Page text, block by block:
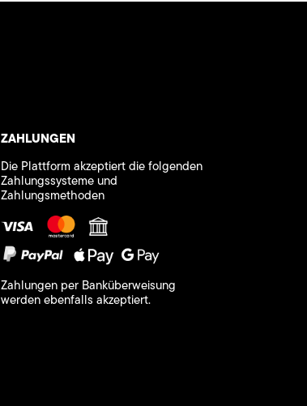
ZAHLUNGEN
Die Plattform akzeptiert die folgenden
Zahlungssysteme und
Zahlungsmethoden
Zahlungen per Banküberweisung
werden ebenfalls akzeptiert.